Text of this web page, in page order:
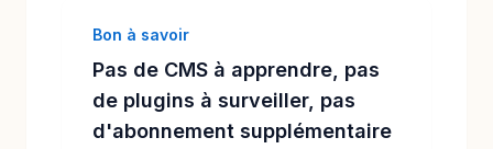
Bon à savoir
Pas de CMS à apprendre, pas
de plugins à surveiller, pas
d'abonnement supplémentaire